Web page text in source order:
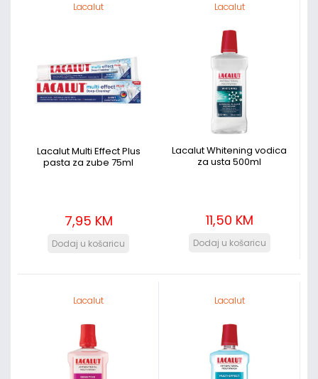
Lacalut
Lacalut Multi Effect Plus
pasta za zube 75ml
7,95 KM
Lacalut
Lacalut Whitening vodica
za usta 500ml
11,50 KM
Lacalut Lacalut